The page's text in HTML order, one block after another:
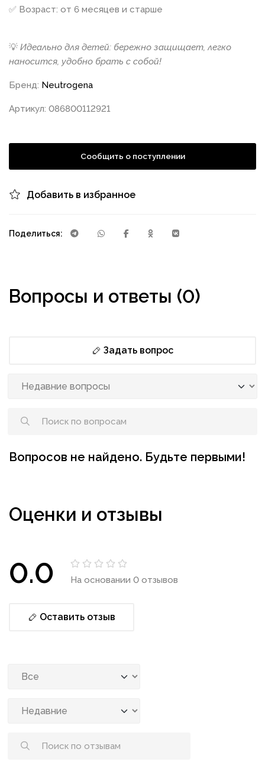
✅ Возраст: от 6 месяцев и старше
💡 Идеально для детей: бережно защищает, легко
наносится, удобно брать с собой!
Бренд: Neutrogena
Артикул: 086800112921
Сообщить о поступлении
Добавить в избранное
Поделиться:
Вопросы и ответы (0)
Задать вопрос
Вопросов не найдено. Будьте первыми!
Оценки и отзывы
0.0 На основании 0 отзывов
Оставить отзыв